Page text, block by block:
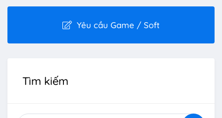
Yêu cầu Game / Soft
Tìm kiếm